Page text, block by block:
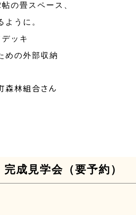
の畳スペース、
ように。
ッキ
めの外部収納
森林組合さん
成見学会（要予約）